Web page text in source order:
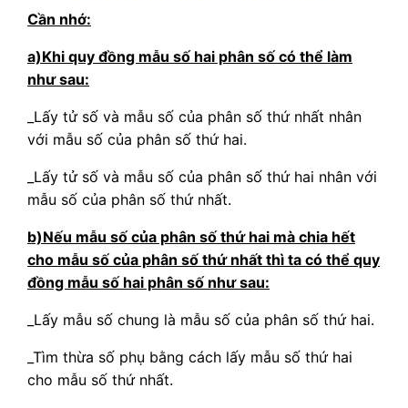
Cần nhớ:
a)Khi quy đồng mẫu số hai phân số có thể làm
như sau:
_Lấy tử số và mẫu số của phân số thứ nhất nhân
với mẫu số của phân số thứ hai.
_Lấy tử số và mẫu số của phân số thứ hai nhân với
mẫu số của phân số thứ nhất.
b)Nếu mẫu số của phân số thứ hai mà chia hết
cho mẫu số của phân số thứ nhất thì ta có thể quy
đồng mẫu số hai phân số như sau:
_Lấy mẫu số chung là mẫu số của phân số thứ hai.
_Tìm thừa số phụ bằng cách lấy mẫu số thứ hai
cho mẫu số thứ nhất.